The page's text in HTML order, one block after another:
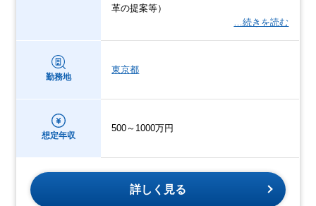
革の提案等）
…続きを読む
勤務地
東京都
想定年収
500～1000万円
詳しく見る